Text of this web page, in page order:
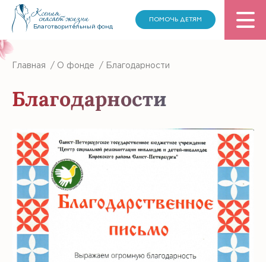
Благотворительный фонд
ПОМОЧЬ ДЕТЯМ
Главная / О фонде / Благодарности
Благодарности